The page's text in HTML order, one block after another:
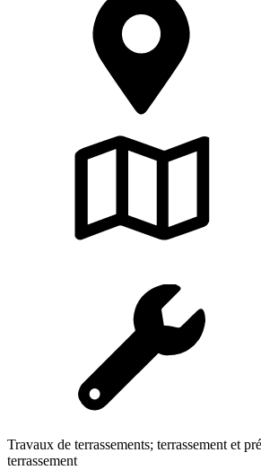
Travaux de terrassements; terrassement et
terrassement